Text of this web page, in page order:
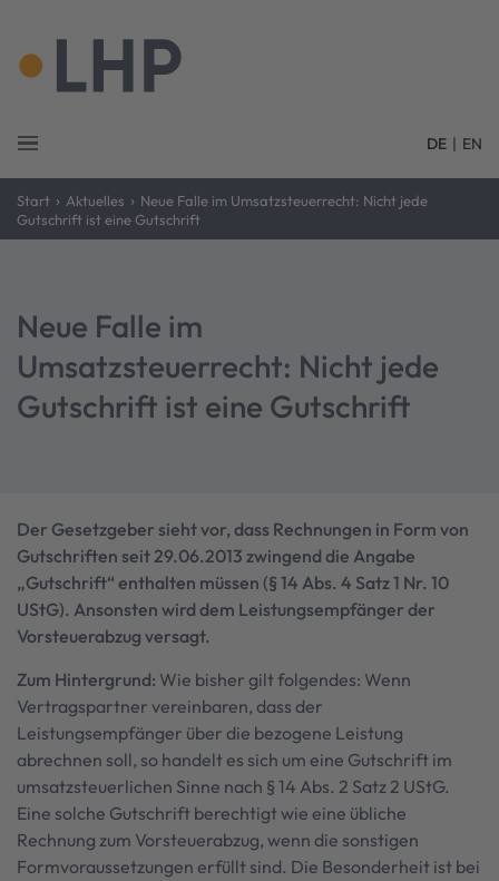
DE | EN
Start › Aktuelles › Neue Falle im Umsatzsteuerrecht: Nicht jede
Gutschrift ist eine Gutschrift
Neue Falle im
Umsatzsteuerrecht: Nicht jede
Gutschrift ist eine Gutschrift
Der Gesetzgeber sieht vor, dass Rechnungen in Form von
Gutschriften seit 29.06.2013 zwingend die Angabe
„Gutschrift“ enthalten müssen (§ 14 Abs. 4 Satz 1 Nr. 10
UStG). Ansonsten wird dem Leistungsempfänger der
Vorsteuerabzug versagt.
Zum Hintergrund: Wie bisher gilt folgendes: Wenn
Vertragspartner vereinbaren, dass der
Leistungsempfänger über die bezogene Leistung
abrechnen soll, so handelt es sich um eine Gutschrift im
umsatzsteuerlichen Sinne nach § 14 Abs. 2 Satz 2 UStG.
Eine solche Gutschrift berechtigt wie eine übliche
Rechnung zum Vorsteuerabzug, wenn die sonstigen
Formvoraussetzungen erfüllt sind. Die Besonderheit ist bei